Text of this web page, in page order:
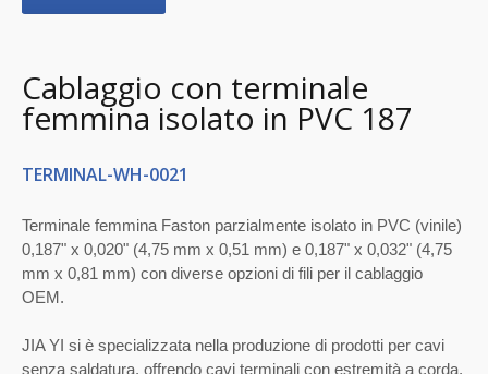
Cablaggio con terminale
femmina isolato in PVC 187
TERMINAL-WH-0021
Terminale femmina Faston parzialmente isolato in PVC (vinile)
0,187" x 0,020" (4,75 mm x 0,51 mm) e 0,187" x 0,032" (4,75
mm x 0,81 mm) con diverse opzioni di fili per il cablaggio
OEM.
JIA YI si è specializzata nella produzione di prodotti per cavi
senza saldatura, offrendo cavi terminali con estremità a corda,